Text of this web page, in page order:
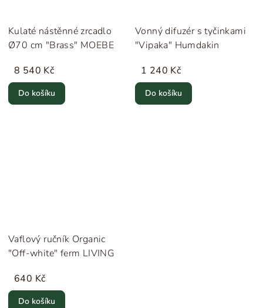
Kulaté nástěnné zrcadlo
Ø70 cm "Brass" MOEBE
8 540 Kč
Do košíku
Vonný difuzér s tyčinkami
"Vipaka" Humdakin
1 240 Kč
Do košíku
Vaflový ručník Organic
"Off-white" ferm LIVING
640 Kč
Do košíku